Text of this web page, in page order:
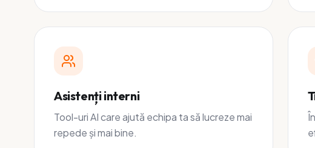
Asistenți interni
Tool-uri AI care ajută echipa ta să lucreze mai
repede și mai bine.